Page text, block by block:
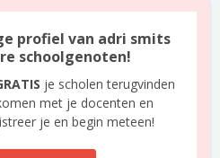
profiel van adri smits
schoolgenoten!
je scholen terugvinden
met je docenten en
je en begin meteen!